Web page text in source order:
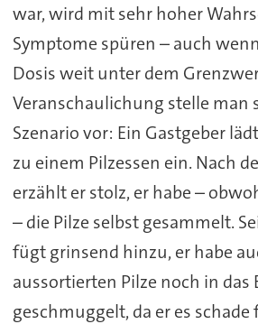
war, wird mit sehr hoher
Symptome spüren – auch
Dosis weit unter dem
Veranschaulichung stelle man
Szenario vor: Ein Gastgeber
zu einem Pilzessen ein. Nach
erzählt er stolz, er habe –
– die Pilze selbst gesammelt.
fügt grinsend hinzu, er habe
aussortierten Pilze noch in das
geschmuggelt, da er es schade